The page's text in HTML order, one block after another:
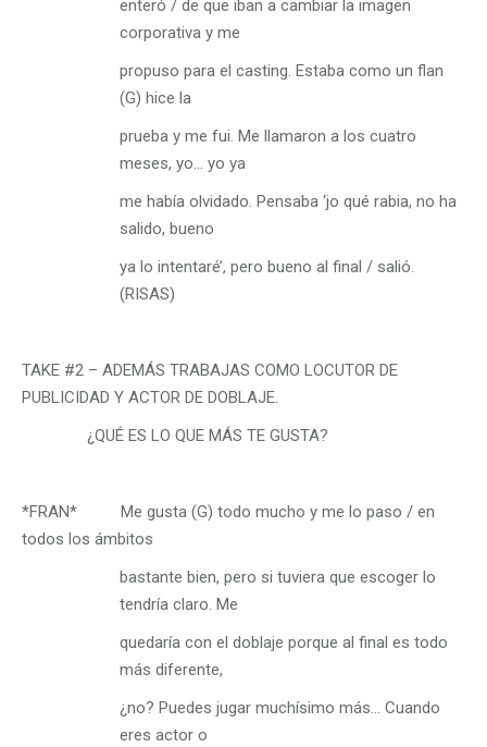
enteró / de que iban a cambiar la imagen
corporativa y me
propuso para el casting. Estaba como un flan
(G) hice la
prueba y me fui. Me llamaron a los cuatro
meses, yo… yo ya
me había olvidado. Pensaba ‘jo qué rabia, no ha
salido, bueno
ya lo intentaré’, pero bueno al final / salió.
(RISAS)
TAKE #2 – ADEMÁS TRABAJAS COMO LOCUTOR DE
PUBLICIDAD Y ACTOR DE DOBLAJE.
¿QUÉ ES LO QUE MÁS TE GUSTA?
*FRAN* Me gusta (G) todo mucho y me lo paso / en
todos los ámbitos
bastante bien, pero si tuviera que escoger lo
tendría claro. Me
quedaría con el doblaje porque al final es todo
más diferente,
¿no? Puedes jugar muchísimo más… Cuando
eres actor o